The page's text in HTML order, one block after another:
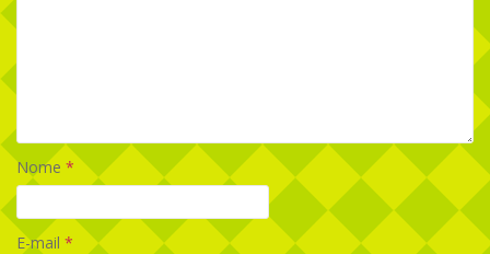
Nome *
E-mail *